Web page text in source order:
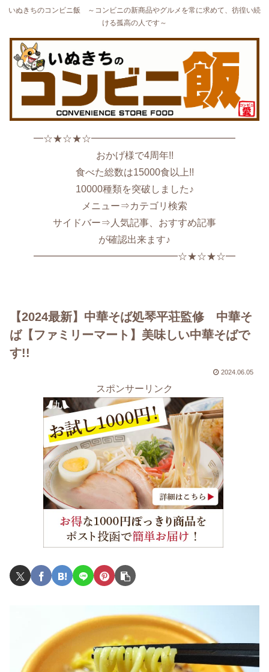
いぬきちのコンビニ飯 ～コンビニの新商品やグルメを常に求めて、彷徨い続
ける孤高の人です～
━☆★☆★☆━━━━━━━━━━━━━━━
おかげ様で4周年!!
食べた総数は15000食以上!!
10000種類を突破しました♪
メニュー⇒カテゴリ検索
サイドバー⇒人気記事、おすすめ記事
が確認出来ます♪
━━━━━━━━━━━━━━━☆★☆★☆━
【2024最新】中華そば処琴平荘監修 中華そ
ば【ファミリーマート】美味しい中華そばで
す!!
2024.06.05
スポンサーリンク